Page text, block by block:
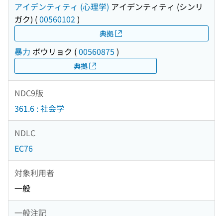
アイデンティティ (心理学) アイデンティティ (シンリ
ガク) (00560102 )
典拠
暴力 ボウリョク (00560875 )
典拠
NDC9版
361.6 : 社会学
NDLC
EC76
対象利用者
一般
一般注記